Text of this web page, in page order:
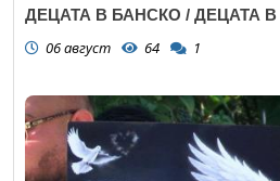
ДЕЦАТА В БАНСКО / ДЕЦАТА
06 август 64 1